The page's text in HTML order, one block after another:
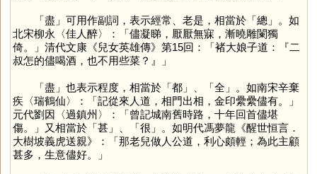
「盡 」可用作副詞，表示經常、老是，相當於「總 」。如
北宋柳永〈佳人醉〉：「儘凝睇，厭厭無寐，漸曉雕闌獨
倚。」清代文康《兒女英雄傳》第15回：「褚大娘子道：『二
叔怎的儘喝酒，也不用些菜？』」
「盡 」也表示程度，相當於「都」、「全 」。如南宋辛棄
疾〈瑞鶴仙〉：「記從來人道，相門出相，金印纍纍儘有。」
元代劉因〈過鎮州〉：「曾記城南舊時路，十年回首儘堪
傷。」又相當於「甚」、「很 」。如明代馮夢龍《醒世恒言．
大樹坡義虎送親》：「那老兒做人公道，利心頗輕；為此主顧
甚多，生意儘好。」